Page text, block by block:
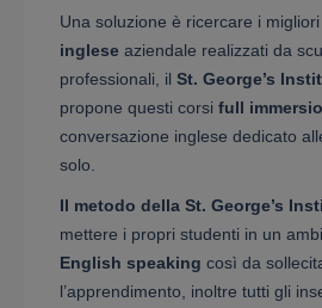
Una soluzione è ricercare i migliori
inglese aziendale realizzati da
professionali, il St. George’s
propone questi corsi full
conversazione inglese dedicato
solo.
Il metodo della St. George’s
mettere i propri studenti in un
English speaking così da
l’apprendimento, inoltre tutti gli